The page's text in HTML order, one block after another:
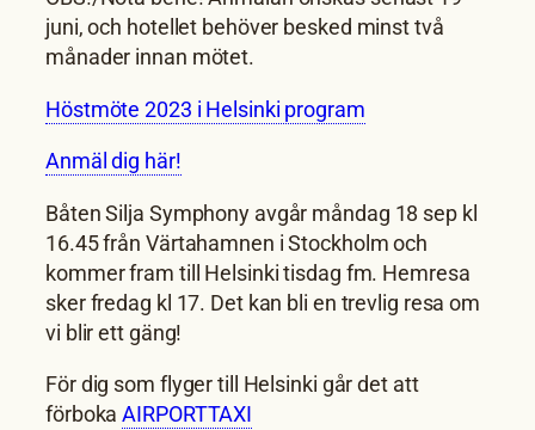
juni, och hotellet behöver besked minst två
månader innan mötet.
Höstmöte 2023 i Helsinki program
Anmäl dig här!
Båten Silja Symphony avgår måndag 18 sep kl
16.45 från Värtahamnen i Stockholm och
kommer fram till Helsinki tisdag fm. Hemresa
sker fredag kl 17. Det kan bli en trevlig resa om
vi blir ett gäng!
För dig som flyger till Helsinki går det att
förbokaAIRPORTTAXI